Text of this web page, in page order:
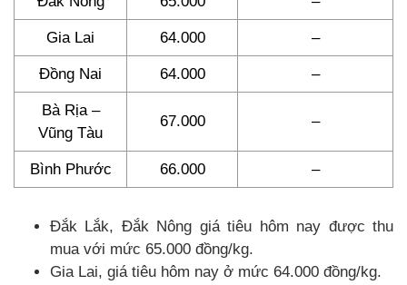
Gia Lai 64.000 –
Đồng Nai 64.000 –
Bà Rịa –
Vũng Tàu
67.000 –
Bình Phước 66.000 –
Đắk Lắk, Đắk Nông giá tiêu hôm nay được thu
mua với mức 65.000 đồng/kg.
Gia Lai, giá tiêu hôm nay ở mức 64.000 đồng/kg.